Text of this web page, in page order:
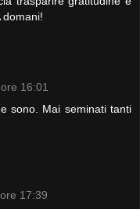
domani!
16:01
sono. Mai seminati tanti
17:39